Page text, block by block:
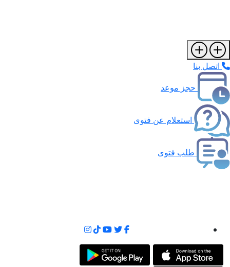
اتصل بنا
حجز موعد
استعلام عن فتوى
طلب فتوى